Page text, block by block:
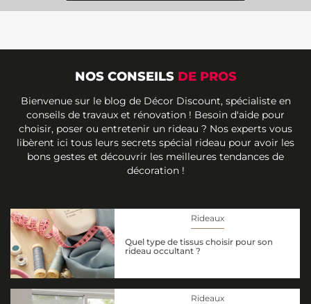
NOS CONSEILS DE PROS
Bienvenue sur le blog de Décor Discount, spécialiste en
conseils de travaux et rénovation ! Besoin d'aide pour
choisir, poser ou entretenir un rideau ? Nos experts vous
libèrent ici tous leurs secrets spécial rideau pour avoir les
bons gestes et découvrir les meilleures tendances de
décoration !
Rideaux
Quel type de tissus choisir pour son
rideau occultant ?
Rideaux